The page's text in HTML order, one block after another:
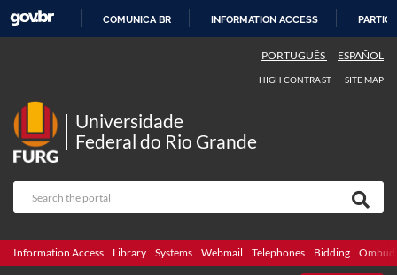
COMUNICA BR INFORMATION ACCESS
PORTUGUÊS ESPAÑOL
HIGH CONTRAST SITE MAP
Universidade
Federal do Rio Grande
Information Access Library Systems Webmail Telephones Bidding